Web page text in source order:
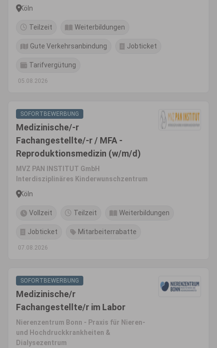
Köln
Teilzeit Weiterbildungen
Gute Verkehrsanbindung Jobticket
Tarifvergütung
05.08.2026
SOFORTBEWERBUNG
Medizinische/-r
Fachangestellte/-r / MFA -
Reproduktionsmedizin (w/m/d)
MVZ PAN INSTITUT GmbH
Interdisziplinäres Kinderwunschzentrum
Köln
Vollzeit Teilzeit Weiterbildungen
Jobticket Mitarbeiterrabatte
07.08.2026
SOFORTBEWERBUNG
Medizinische/r
Fachangestellte/r im Labor
Nierenzentrum Bonn - Praxis für Nieren-
und Hochdruckkrankheiten &
Dialysezentrum